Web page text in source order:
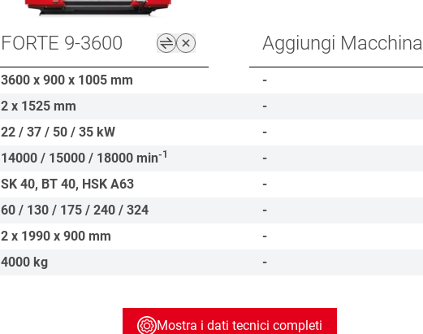
FORTE 9-3600 Aggiungi Macchina
3600 x 900 x 1005 mm -
2 x 1525 mm -
22 / 37 / 50 / 35 kW -
14000 / 15000 / 18000 min-1 -
SK 40, BT 40, HSK A63 -
60 / 130 / 175 / 240 / 324 -
2 x 1990 x 900 mm -
4000 kg -
Mostra i dati tecnici completi